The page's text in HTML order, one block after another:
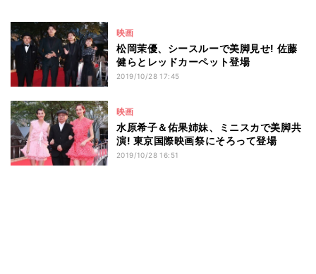
映画
松岡茉優、シースルーで美脚見せ! 佐藤
健らとレッドカーペット登場
2019/10/28 17:45
映画
水原希子＆佑果姉妹、ミニスカで美脚共
演! 東京国際映画祭にそろって登場
2019/10/28 16:51